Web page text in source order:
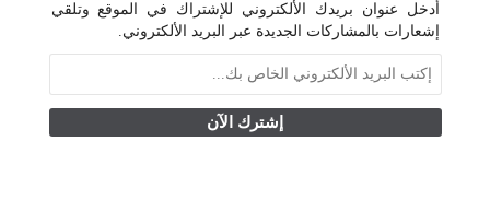
أدخل عنوان بريدك الألكتروني للإشتراك في الموقع وتلقي
إشعارات بالمشاركات الجديدة عبر البريد الألكتروني.